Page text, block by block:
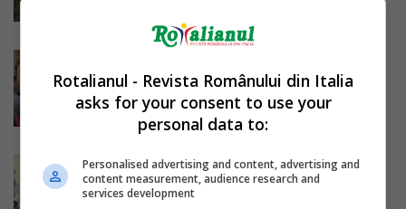
de a nu fi singur în...
Sergiu N. Balaban - 08/02/2026
Expoziția „Brâncuși 150”
debutează în Italia și în alte 20
de...
Rotalianul - Revista Românului din Italia
asks for your consent to use your
personal data to:
Personalised advertising and content, advertising and
content measurement, audience research and
services development